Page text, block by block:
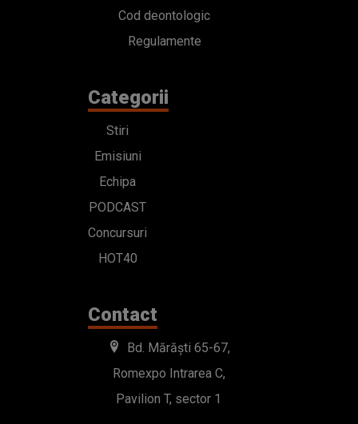
Cod deontologic
Regulamente
Categorii
Stiri
Emisiuni
Echipa
PODCAST
Concursuri
HOT40
Contact
Bd. Mărăști 65-67,
Romexpo Intrarea C,
Pavilion T, sector 1